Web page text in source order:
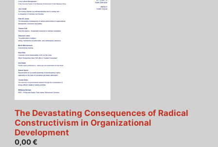
The Devastating Consequences of Radical
Constructivism in Organizational
Development
0,00€